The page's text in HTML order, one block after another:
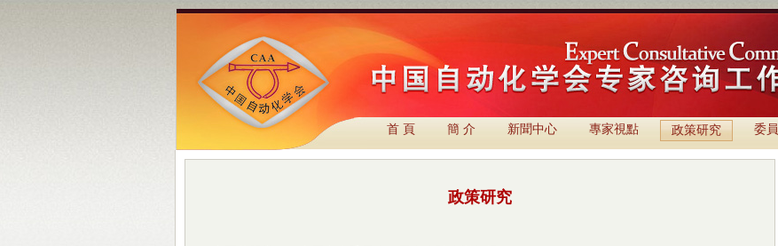
首 頁 簡 介 新聞中心 專家視點 政策研究 委員
政策研究